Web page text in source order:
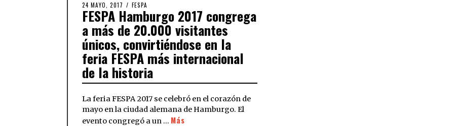
24 MAYO, 2017 FESPA
FESPA Hamburgo 2017 congrega
a más de 20.000 visitantes
únicos, convirtiéndose en la
feria FESPA más internacional
de la historia
La feria FESPA 2017 se celebró en el corazón de
mayo en la ciudad alemana de Hamburgo. El
evento congregó a un … Más